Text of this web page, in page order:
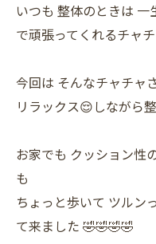
いつも 整体のときは
で頑張ってくれるチャ
今回は そんなチャチャ
リラックス😌しながら
お家でも クッション性
も
ちょっと歩いて ツルン
て来ました 🤣🤣🤣🤣